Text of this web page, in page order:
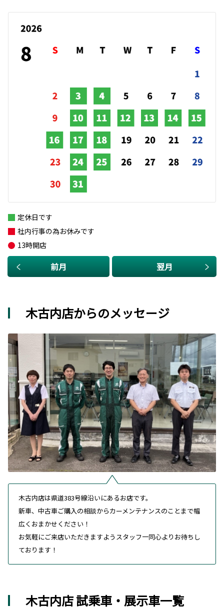
前月 翌月
定休日です
社内行事の為お休みです
13時開店
木古内店からのメッセージ
木古内店は県道383号線沿いにあるお店です。
新車、中古車ご購入の相談からカーメンテナンスのことまで幅
広くおまかせください！
お気軽にご来店いただきますようスタッフ一同心よりお待ちし
ております！
木古内店 試乗車・展示車一覧